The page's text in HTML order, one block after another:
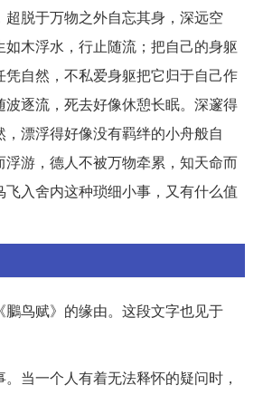
脱于万物之外自忘其身，深远空
如木浮水，行止随流；把自己的身躯
凭自然，不私爱身躯把它归于自己作
波逐流，死去好像休憩长眠。深邃得
漂浮得好像没有羁绊的小舟般自
游，德人不被万物牵累，知天命而
入舍内这种琐细小事，又有什么值
鵩鸟赋》的缘由。这段文字也见于
当一个人有着无法释怀的疑问时，